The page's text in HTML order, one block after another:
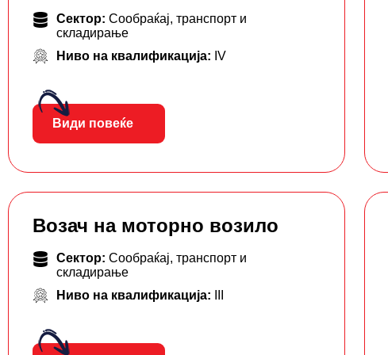
Сектор: Сообраќај, транспорт и
складирање
Ниво на квалификација: IV
Види повеќе
Возач на моторно возило
Сектор: Сообраќај, транспорт и
складирање
Ниво на квалификација: